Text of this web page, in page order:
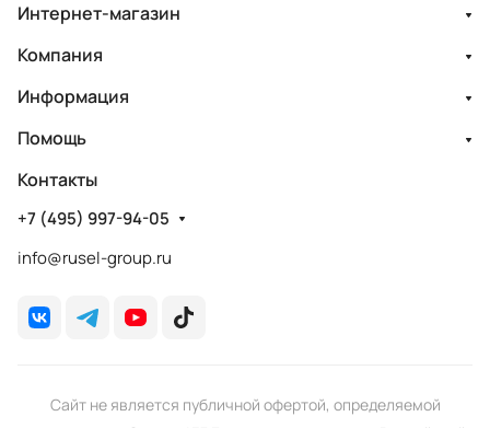
Интернет-магазин
Компания
Информация
Помощь
Контакты
+7 (495) 997-94-05
info@rusel-group.ru
Сайт не является публичной офертой, определяемой